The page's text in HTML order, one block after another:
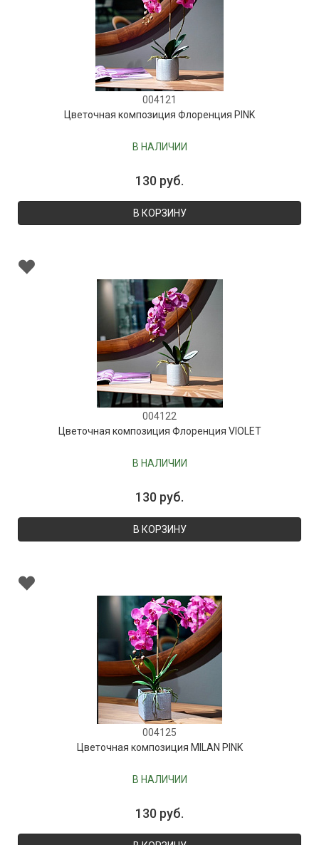
004121
Цветочная композиция Флоренция PINK
В НАЛИЧИИ
130 руб.
В КОРЗИНУ
004122
Цветочная композиция Флоренция VIOLET
В НАЛИЧИИ
130 руб.
В КОРЗИНУ
004125
Цветочная композиция MILAN PINK
В НАЛИЧИИ
130 руб.